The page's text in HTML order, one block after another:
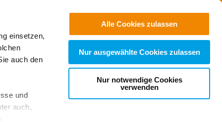
einsetzen,
auch den
und
auch,
Alle Cookies zulassen
Nur ausgewählte Cookies zulassen
Nur notwendige Cookies
verwenden
Suchen
Nähe
Freie